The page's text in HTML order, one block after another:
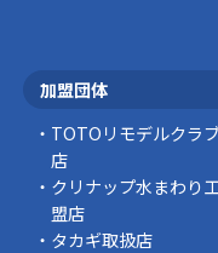
外出中
中にイン
加盟団体
TOTOリモデルクラ
店
クリナップ水まわり
盟店
タカギ取扱店